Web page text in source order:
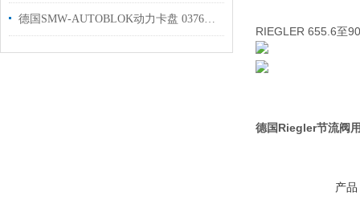
德国SMW‑AUTOBLOK动力卡盘 037623用于车削和磨削汽车行业使用
RIEGLER 655.6至
德国Riegler节流阀
产品